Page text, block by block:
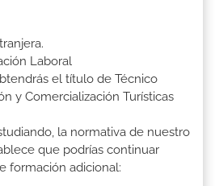
Laboral
el título de Técnico
y Comercialización Turísticas
la normativa de nuestro
que podrías continuar
formación adicional: